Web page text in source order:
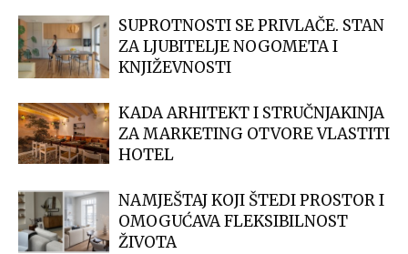
SUPROTNOSTI SE PRIVLAČE. STAN
ZA LJUBITELJE NOGOMETA I
KNJIŽEVNOSTI
KADA ARHITEKT I STRUČNJAKINJA
ZA MARKETING OTVORE VLASTITI
HOTEL
NAMJEŠTAJ KOJI ŠTEDI PROSTOR I
OMOGUĆAVA FLEKSIBILNOST
ŽIVOTA